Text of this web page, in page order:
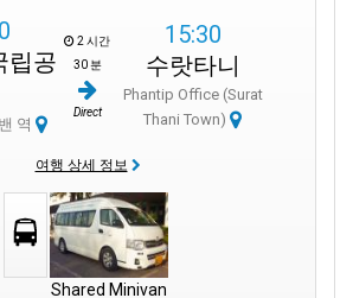
립공
역
2 시간
30 분
Direct
15:30
수랏타니
Phantip Office (Surat
Thani Town)
여행 상세 정보
Shared Minivan